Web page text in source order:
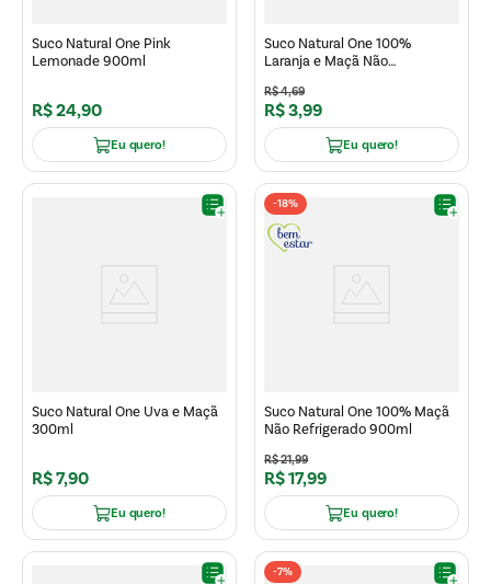
Suco Natural One Pink
Lemonade 900ml
R$24,90
Eu quero!
Suco Natural One 100%
Laranja e Maçã Não
R$4,69
R$3,99
Eu quero!
Suco Natural One Uva e Maçã
300ml
R$7,90
Eu quero!
-18%
Suco Natural One 100% Maçã
Não Refrigerado 900ml
R$21,99
R$17,99
Eu quero!
-7%